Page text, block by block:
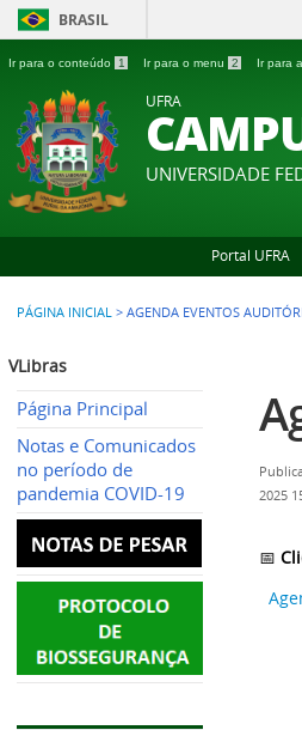
BRASIL
Ir para o conteúdo 1 Ir para o menu 2 Ir para
UFRA
UNIVERSIDADE
Portal UFRA
PÁGINA INICIAL > AGENDA EVENTOS
VLibras
Página Principal
Notas e Comunicados
no período de
pandemia COVID-19
2025
📅